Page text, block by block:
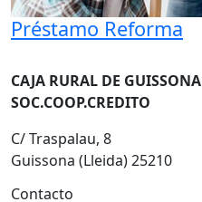
Préstamo Reforma
CAJA RURAL DE GUISSONA
SOC.COOP.CREDITO
C/ Traspalau, 8
Guissona (Lleida) 25210
Contacto